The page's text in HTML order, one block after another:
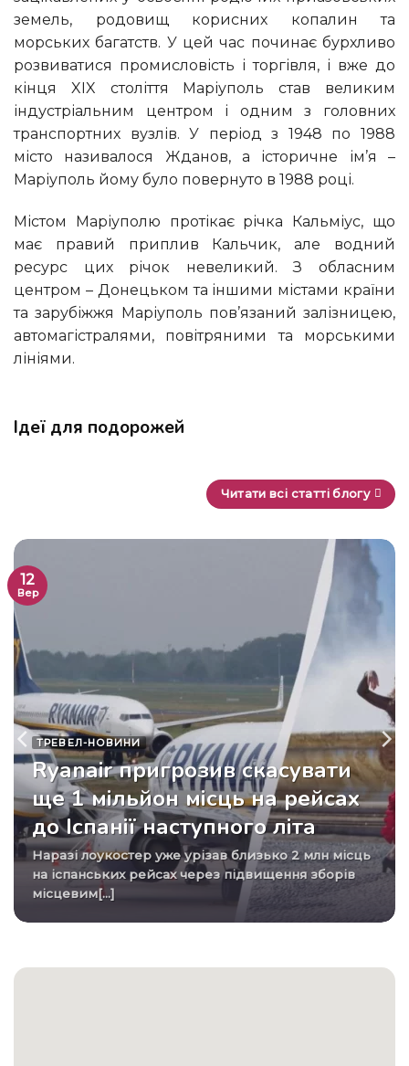
земель, родовищ корисних копалин та
морських багатств. У цей час починає бурхливо
розвиватися промисловість і торгівля, і вже до
кінця XIX століття Маріуполь став великим
індустріальним центром і одним з головних
транспортних вузлів. У період з 1948 по 1988
місто називалося Жданов, а історичне ім’я –
Маріуполь йому було повернуто в 1988 році.
Містом Маріуполю протікає річка Кальміус, що
має правий приплив Кальчик, але водний
ресурс цих річок невеликий. З обласним
центром – Донецьком та іншими містами країни
та зарубіжжя Маріуполь пов’язаний залізницею,
автомагістралями, повітряними та морськими
лініями.
Ідеї для подорожей
Читати всі статті блогу
ТРЕВЕЛ-НОВИНИ
Ryanair пригрозив скасувати
ще 1 мільйон місць на рейсах
до Іспанії наступного літа
Наразі лоукостер уже урізав близько 2 млн місць
на іспанських рейсах через підвищення зборів
місцевим[...]
12
Вер